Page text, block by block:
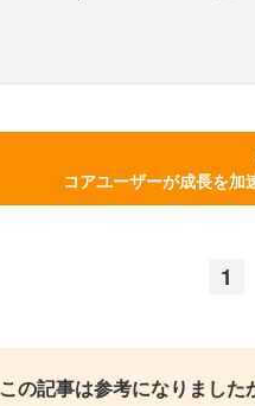
コアユーザーが成長を加
1
この記事は参考になりました